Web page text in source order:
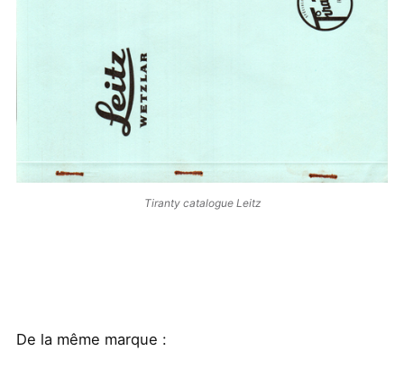
Tiranty catalogue Leitz
De la même marque :